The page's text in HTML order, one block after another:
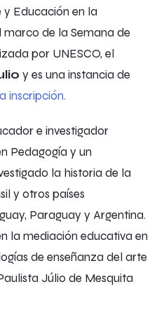
y Educación en la
marco de la Semana de
por UNESCO, el
y es una instancia de
inscripción.
e investigador
Pedagogía y un
la historia de la
y otros países
Paraguay y Argentina.
la mediación educativa en
de enseñanza del arte
Júlio de Mesquita